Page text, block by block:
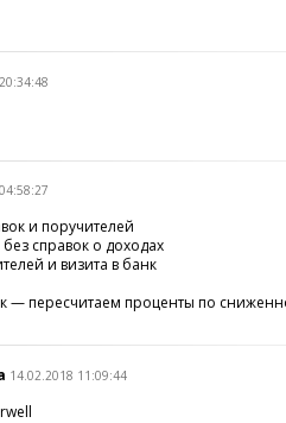
и поручителей
справок о доходах
и визита в банк
— пересчитаем проценты по
14.02.2018 11:09:44